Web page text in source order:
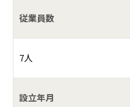
従業員数
7人
設立年月